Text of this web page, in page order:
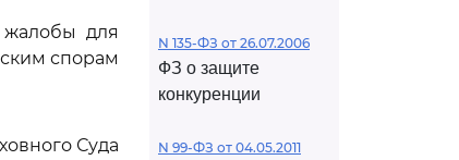
жалобы для
спорам
Суда
N 135-ФЗ от 26.07.2006
ФЗ о защите
конкуренции
N 99-ФЗ от 04.05.2011